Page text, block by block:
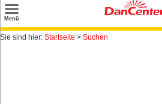
Menü
Suchen
Sie sind hier: Startseite > Suchen